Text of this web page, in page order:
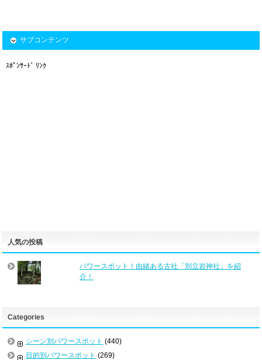
サブコンテンツ
ｽﾎﾟﾝｻｰﾄﾞ ﾘﾝｸ
人気の投稿
パワースポット！由緒ある古社「別立岩神社」を紹
介！
Categories
シーン別パワースポット (440)
目的別パワースポット (269)